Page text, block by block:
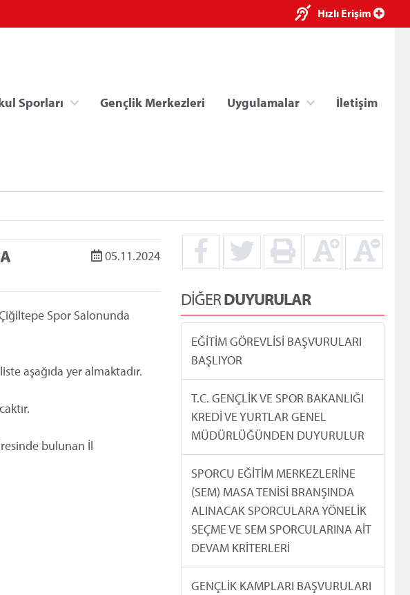
Hızlı Erişim
Sporları Gençlik Merkezleri Uygulamalar İletişim
05.11.2024
Spor Salonunda
aşağıda yer almaktadır.
bulunan İl
DİĞERDUYURULAR
EĞİTİM GÖREVLİSİ BAŞVURULARI
BAŞLIYOR
T.C. GENÇLİK VE SPOR BAKANLIĞI
KREDİ VE YURTLAR GENEL
MÜDÜRLÜĞÜNDEN DUYURULUR
SPORCU EĞİTİM MERKEZLERİNE
(SEM) MASA TENİSİ BRANŞINDA
ALINACAK SPORCULARA YÖNELİK
SEÇME VE SEM SPORCULARINA AİT
DEVAM KRİTERLERİ
GENÇLİK KAMPLARI BAŞVURULARI
×
Kredi/Yurt İşlemleri Kredi/Yurt E-Ödeme